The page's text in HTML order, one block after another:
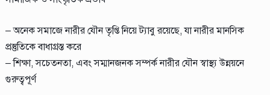
– অনেক সমাজে নারীর যৌন তৃপ্তি নিয়ে ট্যাবু রয়েছে, যা নারীর মানসিক
প্রস্তুতিকে বাধাগ্রস্ত করে
– শিক্ষা, সচেতনতা, এবং সম্মানজনক সম্পর্ক নারীর যৌন স্বাস্থ্য উন্নয়নে
গুরুত্বপূর্ণ